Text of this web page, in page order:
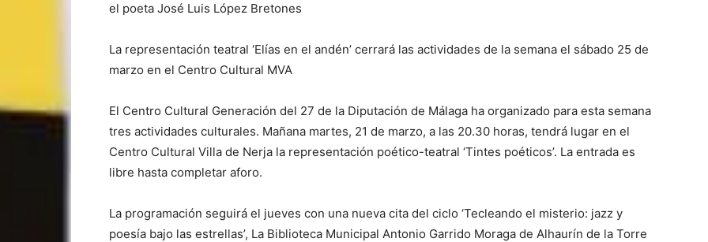
el poeta José Luis López Bretones
La representación teatral ‘Elías en el andén’ cerrará las actividades de la semana el sábado 25 de
marzo en el Centro Cultural MVA
El Centro Cultural Generación del 27 de la Diputación de Málaga ha organizado para esta semana
tres actividades culturales. Mañana martes, 21 de marzo, a las 20.30 horas, tendrá lugar en el
Centro Cultural Villa de Nerja la representación poético-teatral ‘Tintes poéticos’. La entrada es
libre hasta completar aforo.
La programación seguirá el jueves con una nueva cita del ciclo ‘Tecleando el misterio: jazz y
poesía bajo las estrellas’, La Biblioteca Municipal Antonio Garrido Moraga de Alhaurín de la Torre